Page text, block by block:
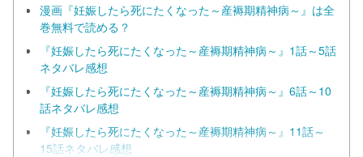
漫画『妊娠したら死にたくなった～産褥期精神病～』は全
巻無料で読める？
『妊娠したら死にたくなった～産褥期精神病～』1話～5話
ネタバレ感想
『妊娠したら死にたくなった～産褥期精神病～』6話～10
話ネタバレ感想
『妊娠したら死にたくなった～産褥期精神病～』11話～
15話ネタバレ感想